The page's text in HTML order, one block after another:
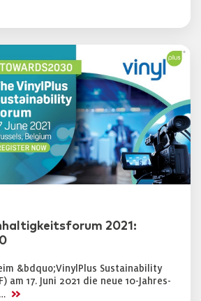
2021:
&bdquo;VinylPlus Sustainability
am 17. Juni 2021 die neue 10-Jahres-
>>